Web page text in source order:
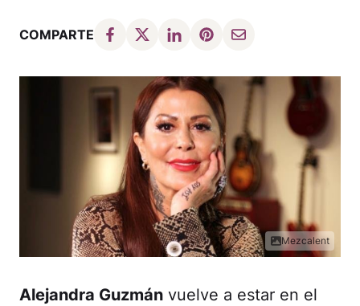
COMPARTE
Mezcalent
Alejandra Guzmán vuelve a estar en el